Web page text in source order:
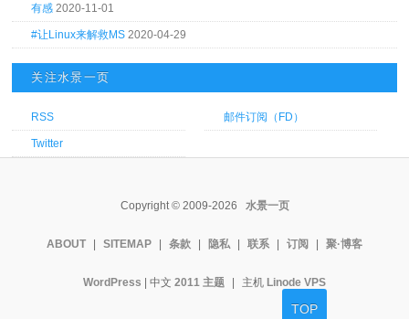
有感 2020-11-01
#让Linux来解救MS 2020-04-29
关注水景一页
RSS 邮件订阅（FD）
Twitter
Copyright © 2009-2026 水景一页
ABOUT SITEMAP 条款 隐私 联系 订阅 聚·博客
WordPress | 中文 2011 主题 主机 Linode VPS
TOP